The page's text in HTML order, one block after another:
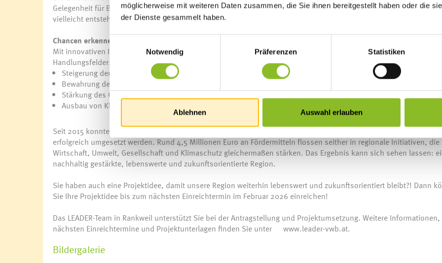
möglicherweise mit weiteren Daten zusammen, die Sie ihnen bereitgestellt haben oder die
der Dienste gesammelt haben.
Einwilligungsauswahl
Notwendig
Präferenzen Statistiken
Ablehnen Auswahl erlauben
Gelegenheit für Begegnung, Austausch und Inspiration. Viele Teilnehmende nahmen neue Ideen mit nach Hause,
vielleicht entsteht daraus schon das nächste LEADER-Projekt – ganz nach dem Motto: gemeinsam Zukunft gestalten.
Chancen erkennen, Herausforderungen meistern – mit LEADER für unsere Region
Mit innovativen Ideen stärken LEADER-Projekte die ländliche Entwicklung unserer Region – gebündelt in vier
Handlungsfelder:
Steigerung der regionalen Wertschöpfung
Bewahrung der natürlichen Ressourcen und kulturelles Erbe
Stärkung des Gemeinwohls
Ausbau von Klimaschutz und Klimawandelanpassung
Seit 2015 konnten in der LEADER-Region Vorderland-Walgau-Bludenz in diesen Themenbereichen über 90 Projekte
erfolgreich umgesetzt werden. Rund 4,5 Millionen Euro an Fördermitteln flossen seither in regionale Initiativen, die
Wirtschaft, Umwelt, Gesellschaft und Klimaschutz gleichermaßen stärken. Das Ergebnis kann sich sehen lassen:
nachhaltig gestärkte, lebenswerte und zukunftsorientierte Region.
Sie haben auch eine Projektidee, damit unsere Region weiterhin lebenswert und zukunftsorientiert bleibt?! Dann
Sie Ihre Projektidee bis zum nächsten Einreichtermin im Februar 2026 einreichen!
Das LEADER-Team in Rankweil unterstützt Sie bei der Antragstellung und Projektumsetzung. Weitere
nächsten Einreichtermine und Projektunterlagen finden Sie unter
www.leader-vwb.at.
Bildergalerie